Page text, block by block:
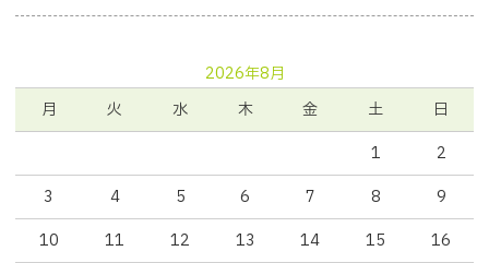
2026年8月
月
火 水 木 金 土
日
1
2
3
4 5 6 7 8
9
10
11 12 13 14 15
16